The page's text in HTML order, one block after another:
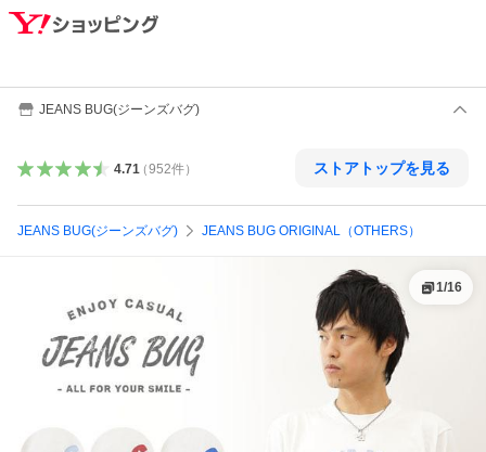
JEANS BUG(ジーンズバグ)
4.71（952件） ストアトップを見る
JEANS BUG(ジーンズバグ) JEANS BUG ORIGINAL（OTHERS）
1/16